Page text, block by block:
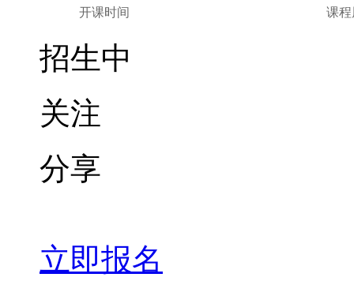
开课时间
课
招生中
关注
分享
立即报名